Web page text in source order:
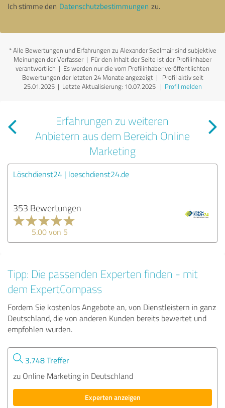
Ich stimme den Datenschutzbestimmungen zu.
*Alle Bewertungen und Erfahrungen zu Alexander Sedlmair sind subjektive
Meinungen der Verfasser | Für den Inhalt der Seite ist der Profilinhaber
verantwortlich | Es werden nur die vom Profilinhaber veröffentlichten
Bewertungen der letzten 24 Monate angezeigt | Profil aktiv seit
25.01.2025 | Letzte Aktualisierung: 10.07.2025| Profil melden
Erfahrungen zu weiteren
Anbietern aus dem Bereich Online
Marketing
Löschdienst24 | loeschdienst24.de
353 Bewertungen
5.00 von 5
Tipp: Die passenden Experten finden - mit
dem ExpertCompass
Fordern Sie kostenlos Angebote an, von Dienstleistern in ganz
Deutschland, die von anderen Kunden bereits bewertet und
empfohlen wurden.
3.748 Treffer
zu Online Marketing in Deutschland
Experten anzeigen